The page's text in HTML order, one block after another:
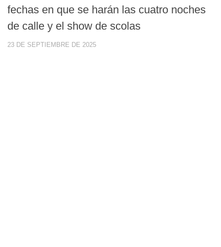
fechas en que se harán las cuatro noches
de calle y el show de scolas
23 DE SEPTIEMBRE DE 2025